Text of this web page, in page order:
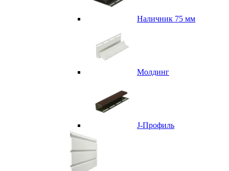
Наличник 75 мм
Молдинг
J-Профиль